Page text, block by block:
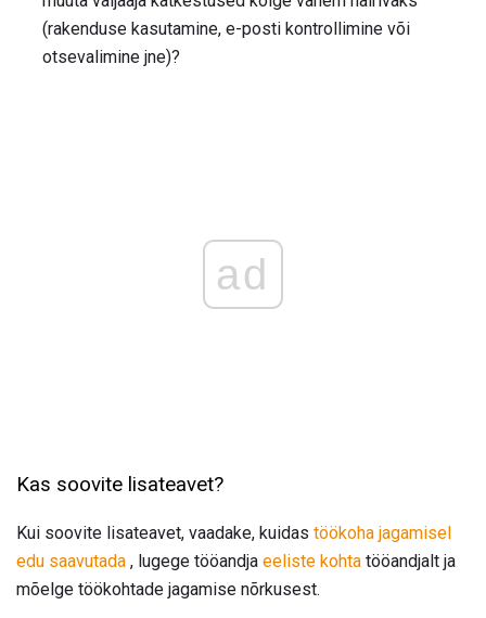
(rakenduse kasutamine, e-posti kontrollimine või
otsevalimine jne)?
ad
Kas soovite lisateavet?
Kui soovite lisateavet, vaadake, kuidas töökoha jagamisel
edu saavutada , lugege tööandja eeliste kohta tööandjalt ja
mõelge töökohtade jagamise nõrkusest.